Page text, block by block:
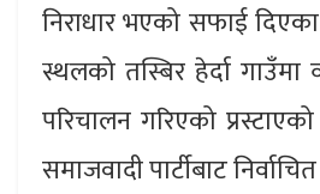
निराधार भएको सफाई
स्थलको तस्बिर हेर्दा गाउँमा
परिचालन गरिएको
समाजवादी पार्टीबाट